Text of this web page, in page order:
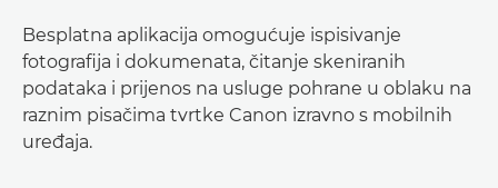
Besplatna aplikacija omogućuje ispisivanje
fotografija i dokumenata, čitanje skeniranih
podataka i prijenos na usluge pohrane u oblaku na
raznim pisačima tvrtke Canon izravno s mobilnih
uređaja.